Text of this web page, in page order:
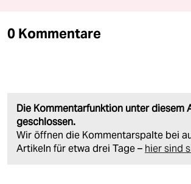
0 Kommentare
Die Kommentarfunktion unter diesem
geschlossen.
Wir öffnen die Kommentarspalte bei
Artikeln für etwa drei Tage – hier sind